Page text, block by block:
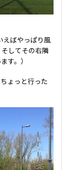
えばやっぱり風
してその右隣
す。）
ょっと行った